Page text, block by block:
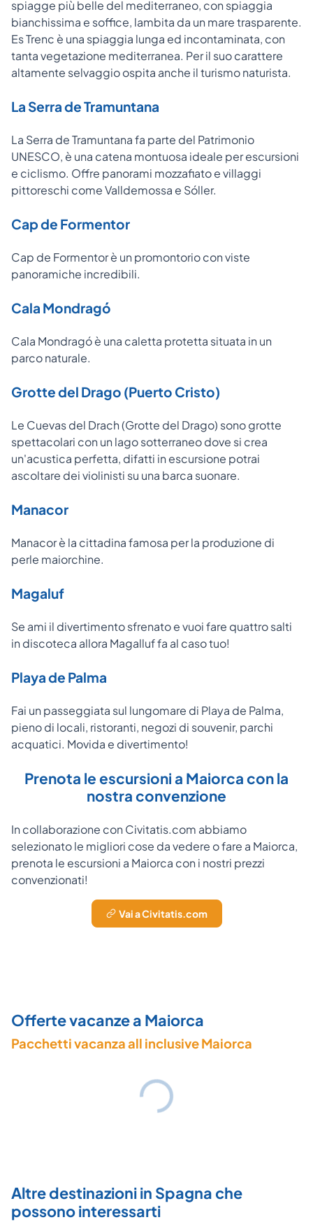
spiagge più belle del mediterraneo, con spiaggia
bianchissima e soffice, lambita da un mare trasparente.
Es Trenc è una spiaggia lunga ed incontaminata, con
tanta vegetazione mediterranea. Per il suo carattere
altamente selvaggio ospita anche il turismo naturista.
La Serra de Tramuntana
La Serra de Tramuntana fa parte del Patrimonio
UNESCO, è una catena montuosa ideale per escursioni
e ciclismo. Offre panorami mozzafiato e villaggi
pittoreschi come Valldemossa e Sóller.
Cap de Formentor
Cap de Formentor è un promontorio con viste
panoramiche incredibili.
Cala Mondragó
Cala Mondragó è una caletta protetta situata in un
parco naturale.
Grotte del Drago (Puerto Cristo)
Le Cuevas del Drach (Grotte del Drago) sono grotte
spettacolari con un lago sotterraneo dove si crea
un'acustica perfetta, difatti in escursione potrai
ascoltare dei violinisti su una barca suonare.
Manacor
Manacor è la cittadina famosa per la produzione di
perle maiorchine.
Magaluf
Se ami il divertimento sfrenato e vuoi fare quattro salti
in discoteca allora Magalluf fa al caso tuo!
Playa de Palma
Fai un passeggiata sul lungomare di Playa de Palma,
pieno di locali, ristoranti, negozi di souvenir, parchi
acquatici. Movida e divertimento!
Prenota le escursioni a Maiorca con la
nostra convenzione
In collaborazione con Civitatis.com abbiamo
selezionato le migliori cose da vedere o fare a Maiorca,
prenota le escursioni a Maiorca con i nostri prezzi
convenzionati!
Vai a Civitatis.com
Offerte vacanze a Maiorca
Pacchetti vacanza all inclusive Maiorca
Altre destinazioni in Spagna che
possono interessarti